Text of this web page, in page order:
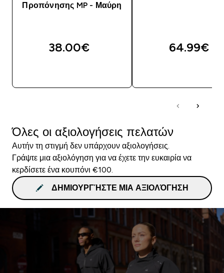
Προπόνησης MP - Μαύρη
38.00€‎ 64.99€‎
Όλες οι αξιολογήσεις πελατών
Αυτήν τη στιγμή δεν υπάρχουν αξιολογήσεις.
Γράψτε μια αξιολόγηση για να έχετε την ευκαιρία να
κερδίσετε ένα κουπόνι €100.
ΔΗΜΙΟΥΡΓΉΣΤΕ ΜΙΑ ΑΞΙΟΛΌΓΗΣΗ